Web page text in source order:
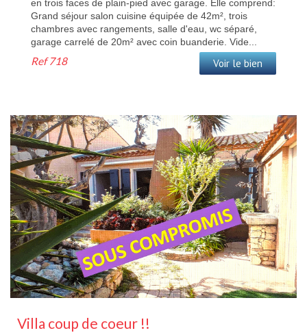
en trois faces de plain-pied avec garage. Elle comprend:
Grand séjour salon cuisine équipée de 42m², trois
chambres avec rangements, salle d'eau, wc séparé,
garage carrelé de 20m² avec coin buanderie. Vide...
Ref718 Voir le bien
Villa coup de coeur !!